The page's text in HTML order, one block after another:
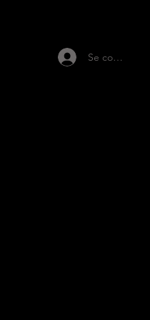
Se connecter